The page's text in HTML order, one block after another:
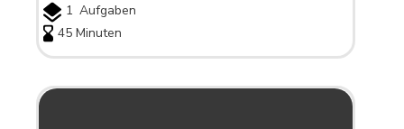
1 Aufgaben
45 Minuten